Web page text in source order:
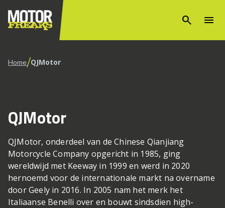
search menu
Home/QJMotor
QJMotor
QJMotor, onderdeel van de Chinese Qianjiang
Motorcycle Company opgericht in 1985, ging
wereldwijd met Keeway in 1999 en werd in 2020
hernoemd voor de internationale markt na overname
door Geely in 2016. In 2005 nam het merk het
Italiaanse Benelli over en bouwt sindsdien high-